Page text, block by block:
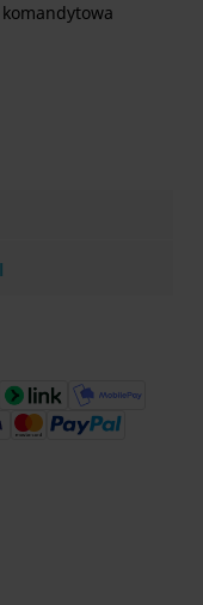
komandytowa